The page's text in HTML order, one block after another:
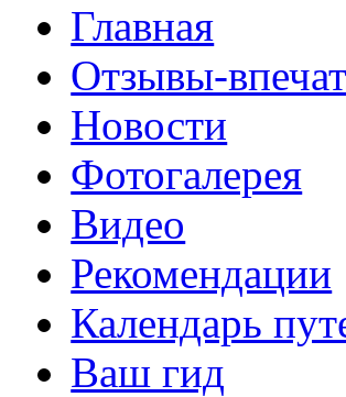
Главная
Отзывы-
Новости
Фотогалерея
Видео
Рекомендации
Календарь
Ваш гид